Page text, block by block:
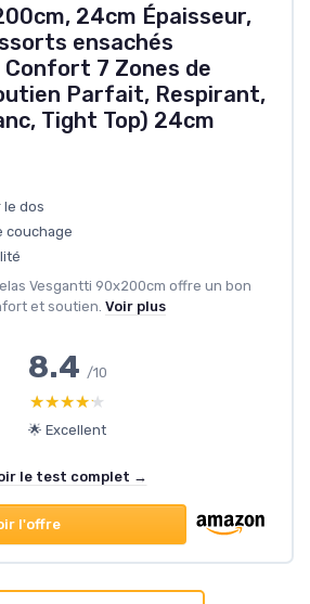
24cm Épaisseur,
ensachés
Confort 7 Zones de
Parfait, Respirant,
Tight Top) 24cm
le dos
couchage
Vesgantti 90x200cm offre un bon
et soutien. Voir plus
8.4 /10
★★★★★
★★★★★
🌟 Excellent
le test complet →
l'offre